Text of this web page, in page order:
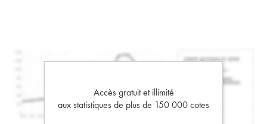
Accès gratuit et illimité
aux statistiques de plus de 150 000 cotes